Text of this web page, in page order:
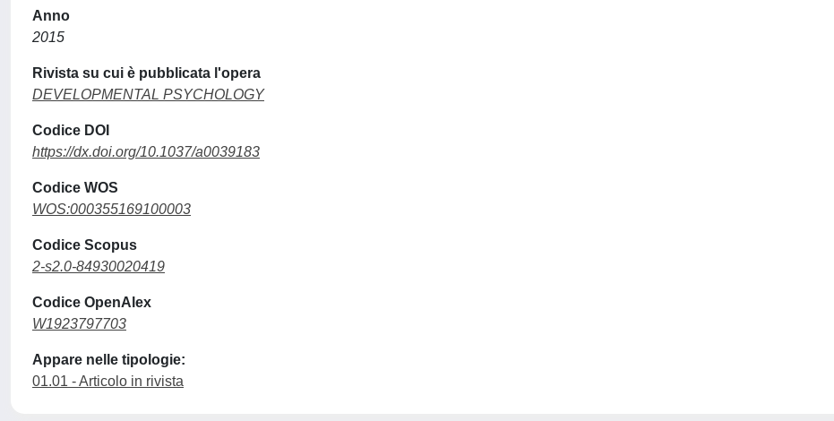
Anno
2015
Rivista su cui è pubblicata l'opera
DEVELOPMENTAL PSYCHOLOGY
Codice DOI
https://dx.doi.org/10.1037/a0039183
Codice WOS
WOS:000355169100003
Codice Scopus
2-s2.0-84930020419
Codice OpenAlex
W1923797703
Appare nelle tipologie:
01.01 - Articolo in rivista